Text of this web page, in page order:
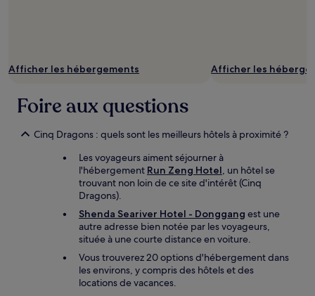
supplémentaires
peuvent
Afficher les hébergements Afficher les
Foire aux questions
Cinq Dragons : quels sont les meilleurs hôtels à proximité ?
Les voyageurs aiment séjourner à
l'hébergement Run Zeng Hotel, un hôtel se
trouvant non loin de ce site d'intérêt (Cinq
Dragons).
Shenda Seariver Hotel - Donggang est une
autre adresse bien notée par les voyageurs,
située à une courte distance en voiture.
Vous trouverez 20 options d'hébergement dans
les environs, y compris des hôtels et des
locations de vacances.